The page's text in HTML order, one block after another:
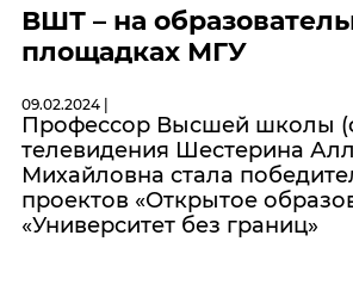
ВШТ – на
площадках МГУ
09.02.2024 |
Профессор Высшей школы
телевидения Шестерина
Михайловна стала
проектов «Открытое
«Университет без границ»